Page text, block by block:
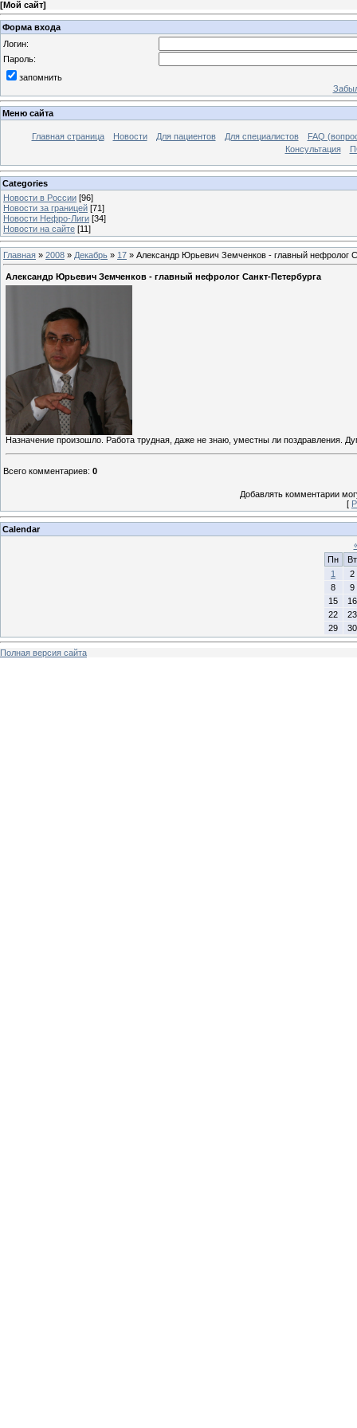
[Мой сайт]
Форма входа
Логин:
Пароль:
запомнить
Меню сайта
Главная страница Новости Для пациентов Для специалистов
FAQ
Консультация
Categories
Новости в России [96]
Новости за границей [71]
Новости Нефро-Лиги [34]
Новости на сайте [11]
Главная » 2008 » Декабрь » 17 » Александр Юрьевич Земченков - главный нефролог
Александр Юрьевич Земченков - главный нефролог Санкт-Петербурга
Назначение произошло. Работа трудная, даже не знаю, уместны ли поздравления.
Всего комментариев: 0
Добавлять комментарии
[
Calendar
Пн
Вт
1
2
8
9
15
16
22
23
29
30
Полная версия сайта